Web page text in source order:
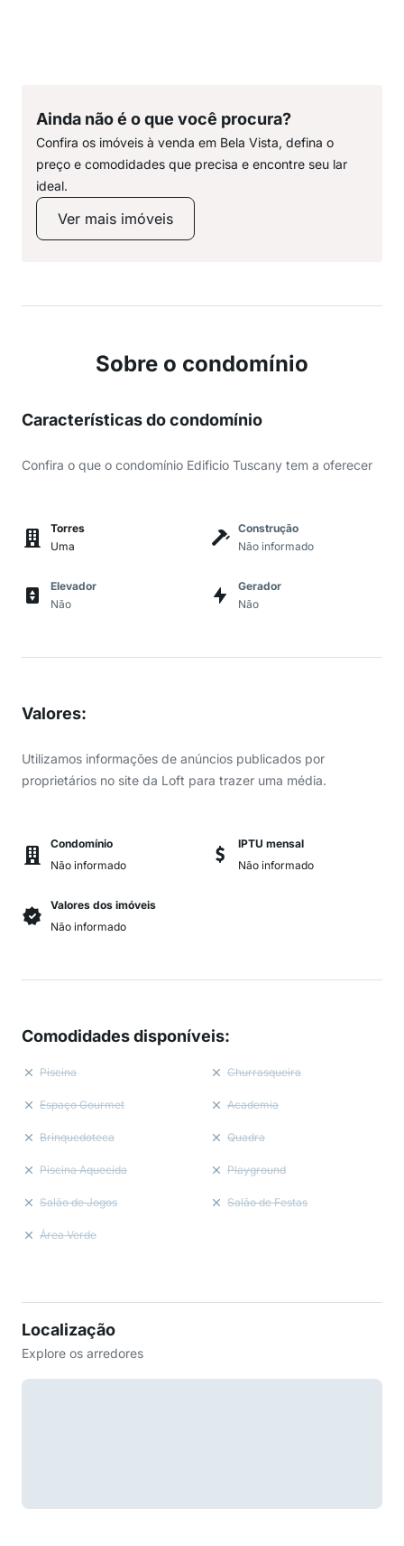
Ainda não é o que você procura?
Confira os imóveis à venda em Bela Vista, defina o
preço e comodidades que precisa e encontre seu lar
ideal.
Ver mais imóveis
Sobre o condomínio
Características do condomínio
Confira o que o condomínio Edificio Tuscany tem a oferecer
Torres
Uma
Construção
Não informado
Elevador
Não
Gerador
Não
Valores:
Utilizamos informações de anúncios publicados por
proprietários no site da Loft para trazer uma média.
Condomínio
Não informado
IPTU mensal
Não informado
Valores dos imóveis
Não informado
Comodidades disponíveis:
Piscina Churrasqueira
Espaço Gourmet Academia
Brinquedoteca Quadra
Piscina Aquecida Playground
Salão de Jogos Salão de Festas
Área Verde
Localização
Explore os arredores